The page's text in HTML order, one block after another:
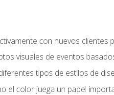
con nuevos clientes
visuales de eventos
tipos de estilos de
el color juega un papel